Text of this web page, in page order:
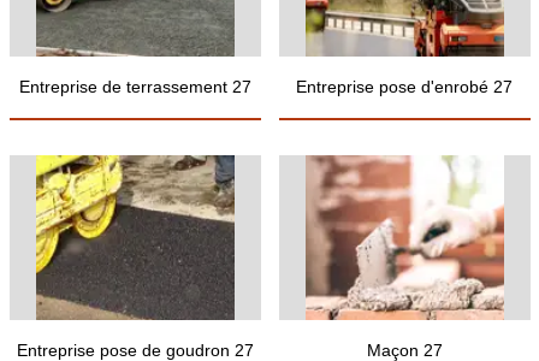
Entreprise de terrassement 27 Entreprise pose d'enrobé 27
Entreprise pose de goudron 27 Maçon 27